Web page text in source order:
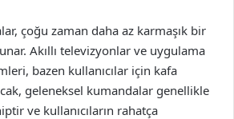
çoğu zaman daha az karmaşık bir
Akıllı televizyonlar ve uygulama
bazen kullanıcılar için kafa
geleneksel kumandalar genellikle
ve kullanıcıların rahatça